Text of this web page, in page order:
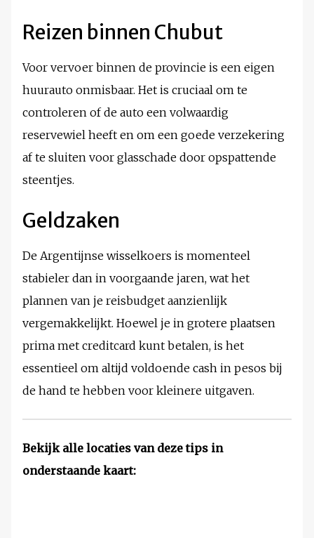
Reizen binnen Chubut
Voor vervoer binnen de provincie is een eigen
huurauto onmisbaar. Het is cruciaal om te
controleren of de auto een volwaardig
reservewiel heeft en om een goede verzekering
af te sluiten voor glasschade door opspattende
steentjes.
Geldzaken
De Argentijnse wisselkoers is momenteel
stabieler dan in voorgaande jaren, wat het
plannen van je reisbudget aanzienlijk
vergemakkelijkt. Hoewel je in grotere plaatsen
prima met creditcard kunt betalen, is het
essentieel om altijd voldoende cash in pesos bij
de hand te hebben voor kleinere uitgaven.
Bekijk alle locaties van deze tips in
onderstaande kaart: